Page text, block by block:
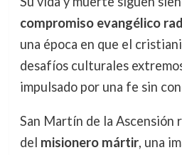
compromiso evangélico
una época en que el
desafíos culturales
impulsado por una fe sin
San Martín de la Ascensión
del misionero mártir, una